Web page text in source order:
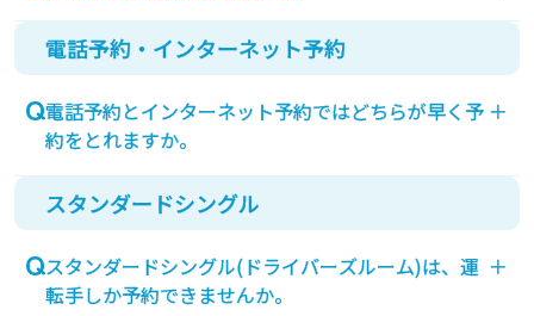
乗船当日に空席がある場合は乗船できます。
欠航の日もございますのでなるべくご予約をお願い
いたします。
電話予約・インターネット予約
電話予約とインターネット予約ではどちらが早く予
約をとれますか。
＋
電話もインターネットも同時開始です。予約開始は
2ヶ月前の同日午前9時からです。
尚、インターネット予約のゴールドランク以上の会
員様は、2ヶ月+1日前の日の午前9時よりインターネ
スタンダードシングル
スタンダードシングル(ドライバーズルーム)は、運
転手しか予約できませんか。
＋